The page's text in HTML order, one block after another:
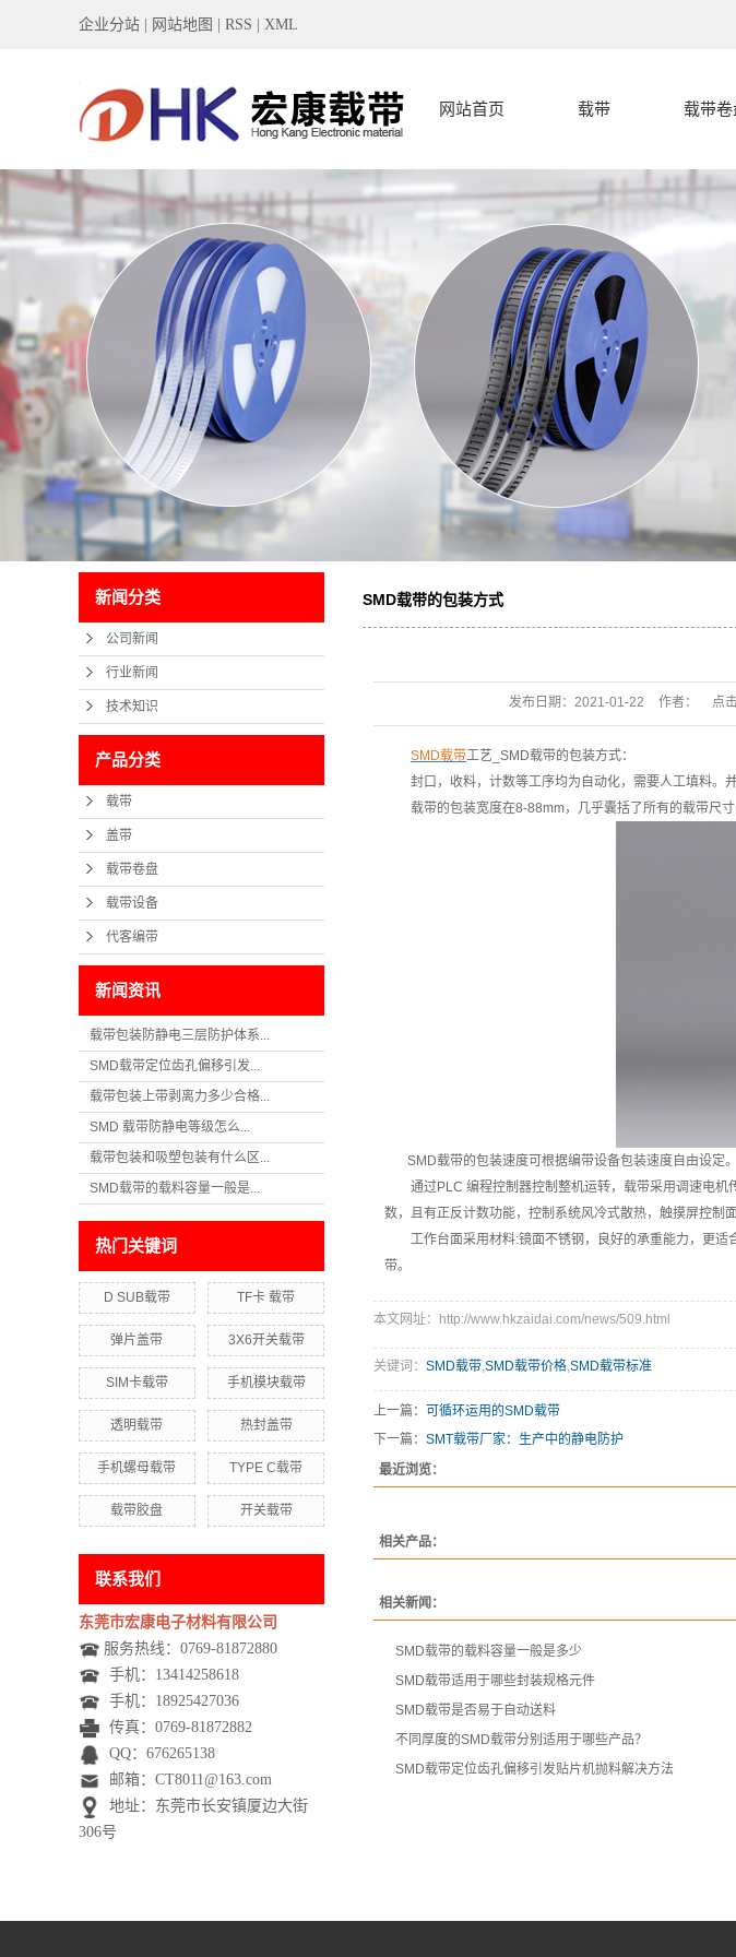
企业分站 网站地图 RSS XML
网站首页 载带
载带
盖带
载带卷盘
载带设备
代客编带
载带卷
新闻分类
公司新闻
行业新闻
技术知识
产品分类
载带
盖带
载带卷盘
载带设备
代客编带
新闻资讯
载带包装防静电三层防护体系...
SMD载带定位齿孔偏移引发...
载带包装上带剥离力多少合格...
SMD 载带防静电等级怎么...
载带包装和吸塑包装有什么区...
SMD载带的载料容量一般是...
热门关键词
D SUB载带 TF卡 载带
弹片盖带 3X6开关载带
SIM卡载带 手机模块载带
透明载带 热封盖带
手机螺母载带 TYPE C载带
载带胶盘 开关载带
联系我们
东莞市宏康电子材料有限公司
服务热线：0769-81872880
手机： 13414258618
手机： 18925427036
传真：0769-81872882
QQ：676265138
邮箱：CT8011@163.com
地址：东莞市长安镇厦边大街
306号
SMD载带的包装方式
发布日期： 2021-01-22 作者： 点击
SMD载带工艺_SMD载带的包装方式：
封口，收料，计数等工序均为自动化，需要人工填料。
载带的包装宽度在8-88mm，几乎囊括了所有的载带尺寸
SMD载带的包装速度可根据编带设备包装速度自由设定。
通过PLC 编程控制器控制整机运转，载带采用调速电机
数，且有正反计数功能，控制系统风冷式散热，触摸屏控制
工作台面采用材料:镜面不锈钢，良好的承重能力，更适
带。
本文网址：http://www.hkzaidai.com/news/509.html
关键词： SMD载带,SMD载带价格,SMD载带标准
上一篇： 可循环运用的SMD载带
下一篇： SMT载带厂家：生产中的静电防护
最近浏览：
相关产品：
相关新闻：
SMD载带的载料容量一般是多少
SMD载带适用于哪些封装规格元件
SMD载带是否易于自动送料
不同厚度的SMD载带分别适用于哪些产品？
SMD载带定位齿孔偏移引发贴片机抛料解决方法